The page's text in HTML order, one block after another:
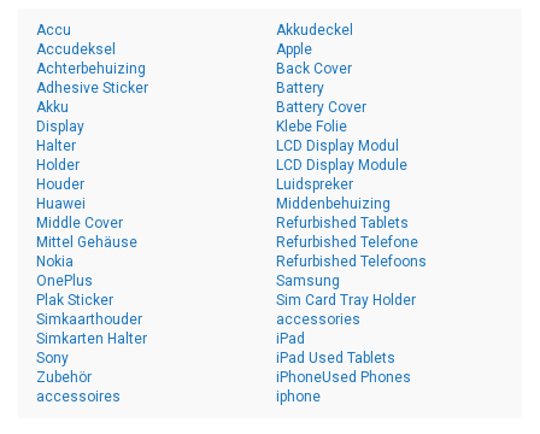
Accu
Accudeksel
Achterbehuizing
Adhesive Sticker
Akku
Akkudeckel
Apple
Back Cover
Battery
Battery Cover
Display
Halter
Holder
Houder
Huawei
Klebe Folie
LCD Display Modul
LCD Display Module
Luidspreker
Middenbehuizing
Middle Cover
Mittel Gehäuse
Nokia
OnePlus
Plak Sticker
Refurbished Tablets
Refurbished Telefone
Refurbished Telefoons
Samsung
Sim Card Tray Holder
Simkaarthouder
Simkarten Halter
Sony
Zubehör
accessoires
accessories
iPad
iPad Used Tablets
iPhoneUsed Phones
iphone